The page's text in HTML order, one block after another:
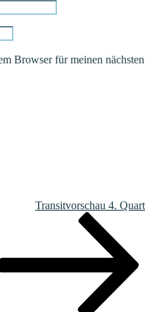
Browser für meinen
Transitvorschau 4.